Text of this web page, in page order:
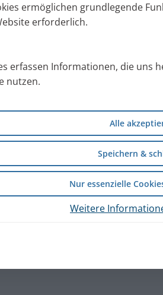
ermöglichen grundlegende
erforderlich.
erfassen Informationen, die uns
nutzen.
Alle
Speichern &
Nur essenzielle
Weitere
(VSBG) darauf hin,
vor einer